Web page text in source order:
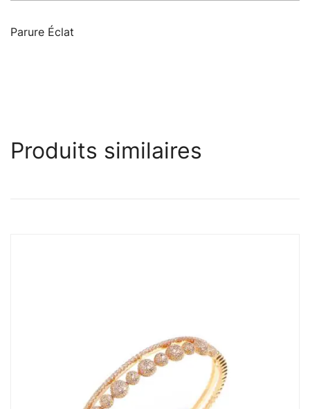
Parure Éclat
Produits similaires